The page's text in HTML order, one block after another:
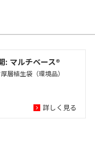
: マルチベース®
層植生袋（環境品）
詳しく見る